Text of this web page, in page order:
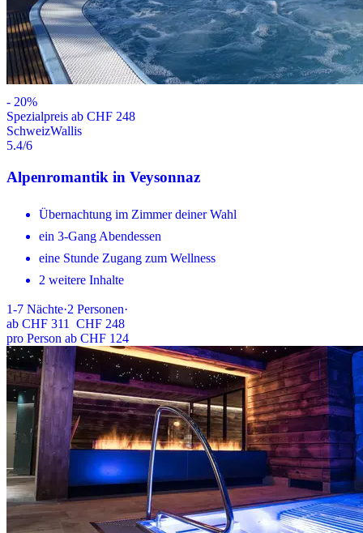
- 20%
Spezialpreis ab CHF 248
SchweizWallis
5.4/6
Alpenromantik in Veysonnaz
Übernachtung im Zimmer deiner Wahl
ein 3-Gang Abendessen
eine Stunde Zugang zum Wellness
2 weitere Inhalte
1-7 Nächte·2 Personen·
ab CHF 311
CHF 248
pro Person ab CHF 124